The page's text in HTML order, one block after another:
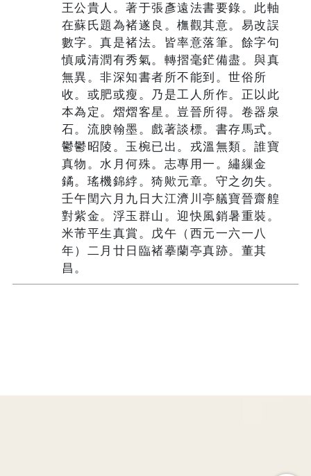
王公貴人。著于張彥遠法書要錄。此軸
在蘇氏題為褚遂良。橅觀其意。易改誤
數字。真是褚法。皆率意落筆。餘字句
慎咸清潤有秀氣。轉摺毫鋩備盡。與真
無異。非深知書者所不能到。世俗所
收。或肥或瘦。乃是工人所作。正以此
本為定。熠熠客星。豈晉所得。卷器泉
石。流腴翰墨。戲著談標。書存馬式。
鬱鬱昭陵。玉椀已出。戎溫無類。誰寶
真物。水月何殊。志專用一。繡繅金
鐍。瑤機錦綍。猗歟元章。守之勿失。
壬午閏六月九日大江濟川亭艤寶晉齋艎
對紫金。浮玉群山。迎快風銷暑重裝。
米芾平生真賞。戊午（西元一六一八
年）二月廿日臨褚摹蘭亭真跡。董其
昌。